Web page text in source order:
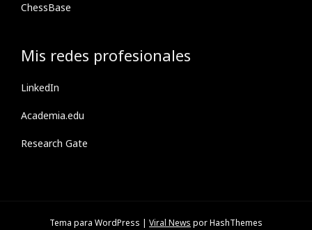
ChessBase
Mis redes profesionales
LinkedIn
Academia.edu
Research Gate
Tema para WordPress | Viral News por HashThemes